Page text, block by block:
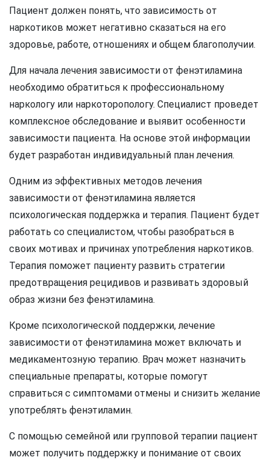
Пациент должен понять, что зависимость от
наркотиков может негативно сказаться на его
здоровье, работе, отношениях и общем благополучии.
Для начала лечения зависимости от фенэтиламина
необходимо обратиться к профессиональному
наркологу или наркоторопологу. Специалист проведет
комплексное обследование и выявит особенности
зависимости пациента. На основе этой информации
будет разработан индивидуальный план лечения.
Одним из эффективных методов лечения
зависимости от фенэтиламина является
психологическая поддержка и терапия. Пациент будет
работать со специалистом, чтобы разобраться в
своих мотивах и причинах употребления наркотиков.
Терапия поможет пациенту развить стратегии
предотвращения рецидивов и развивать здоровый
образ жизни без фенэтиламина.
Кроме психологической поддержки, лечение
зависимости от фенэтиламина может включать и
медикаментозную терапию. Врач может назначить
специальные препараты, которые помогут
справиться с симптомами отмены и снизить желание
употреблять фенэтиламин.
С помощью семейной или групповой терапии пациент
может получить поддержку и понимание от своих